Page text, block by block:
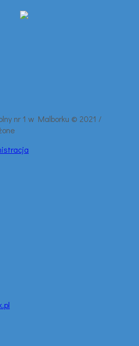
nr 1 w Malborku © 2021 /